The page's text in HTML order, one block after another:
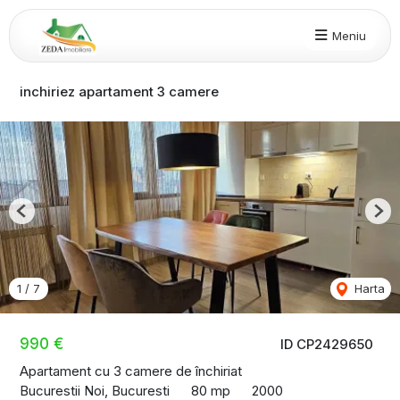
Meniu
inchiriez apartament 3 camere
ID CP2429650
990 €
Apartament cu 3 camere de închiriat
Bucurestii Noi, Bucuresti
80 mp 2000
1 / 7 Harta
Previous